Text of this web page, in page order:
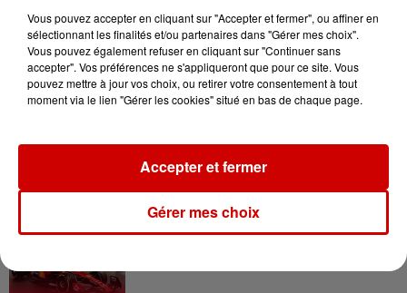
Jeux Voir plus
Gagnez vos places pour le
Gagnez vos entrées pour le
Vous pouvez accepter en cliquant sur "Accepter et fermer", ou affiner en
sélectionnant les finalités et/ou partenaires dans "Gérer mes choix".
Vous pouvez également refuser en cliquant sur "Continuer sans
accepter". Vos préférences ne s'appliqueront que pour ce site. Vous
pouvez mettre à jour vos choix, ou retirer votre consentement à tout
moment via le lien "Gérer les cookies" situé en bas de chaque page.
Gérer mes choix
Accepter et fermer